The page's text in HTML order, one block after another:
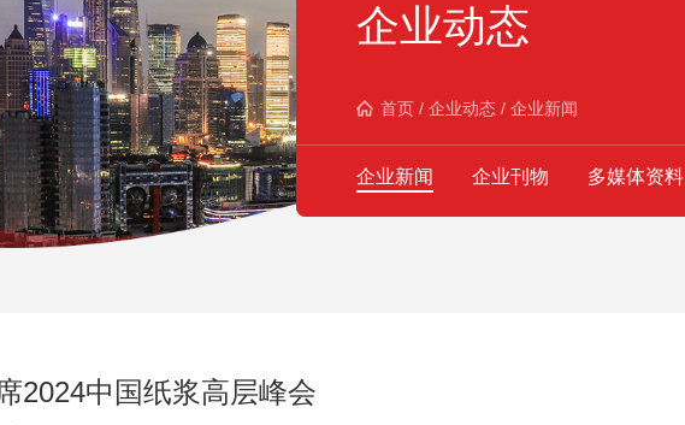
企业动态
首页 /企业动态 /企业新闻
企业新闻 企业刊物 多媒体资料
2024中国纸浆高层峰会